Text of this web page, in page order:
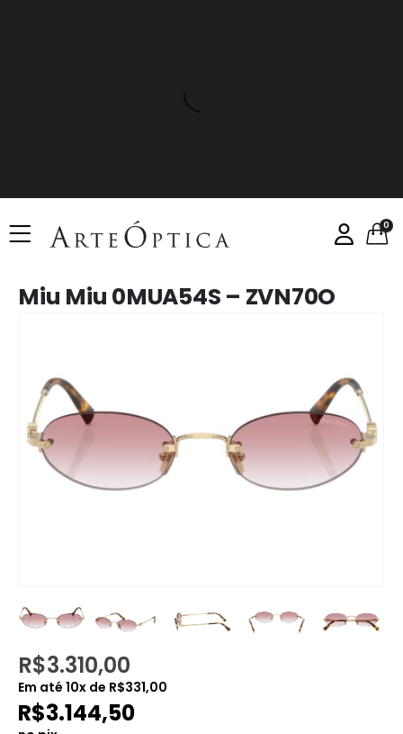
0
Miu Miu 0MUA54S – ZVN70O
R$3.310,00
Em até 10x de R$331,00
R$3.144,50